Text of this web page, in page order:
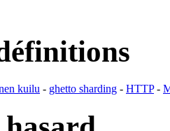
kuilu - ghetto sharding - HTTP-